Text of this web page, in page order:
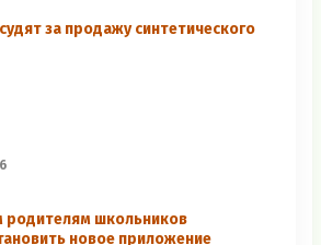
за продажу синтетического
родителям школьников
новое приложение